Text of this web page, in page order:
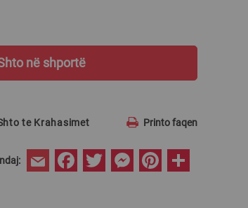
në shportë
te Krahasimet Printo faqen
Email FacebookTwitter MessengerPinterest